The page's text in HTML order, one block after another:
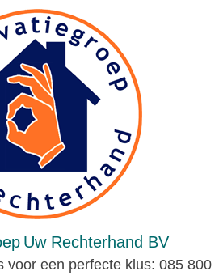
Uw Rechterhand BV
voor een perfecte klus: 085 800